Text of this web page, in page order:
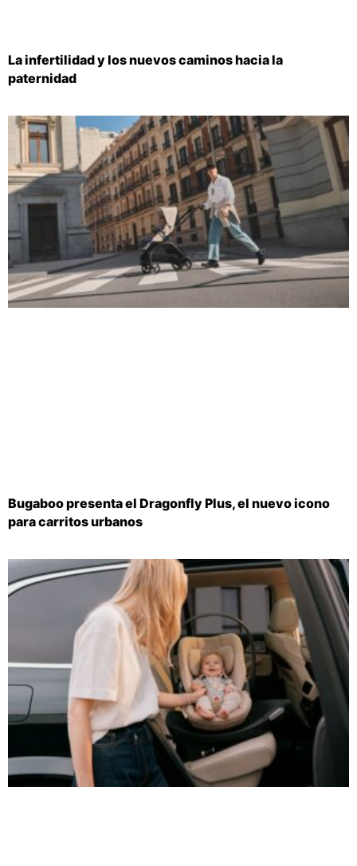
La infertilidad y los nuevos caminos hacia la
paternidad
Bugaboo presenta el Dragonfly Plus, el nuevo icono
para carritos urbanos